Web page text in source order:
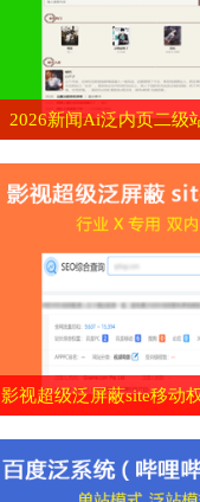
2026新闻Ai泛内页二级
影视超级泛屏蔽site移动